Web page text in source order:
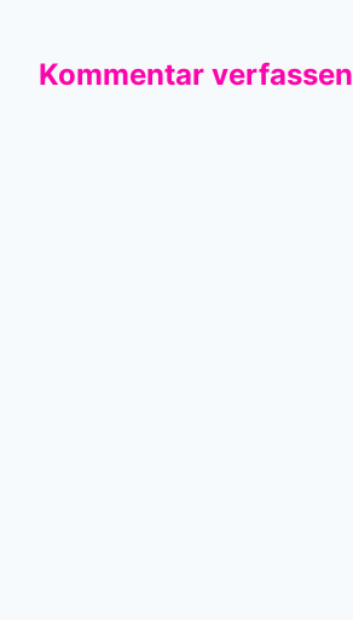
Kommentar verfassen